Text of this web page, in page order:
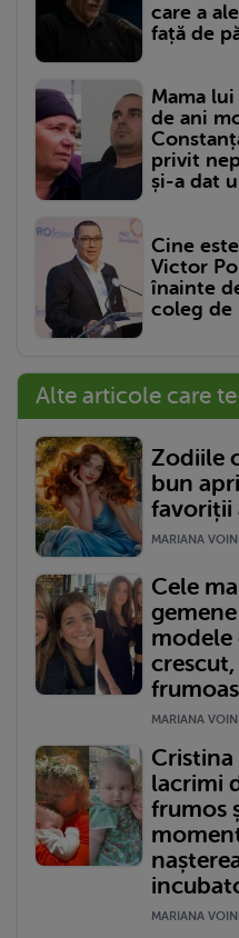
care a
față de
Mama
de ani
privit
și-a dat
Cine
Victor
înainte
coleg de
Alte articole care
Zodiile
bun
favoriții
MARIANA
Cele
modele
MARIANA
lacrimi
frumos
MARIANA